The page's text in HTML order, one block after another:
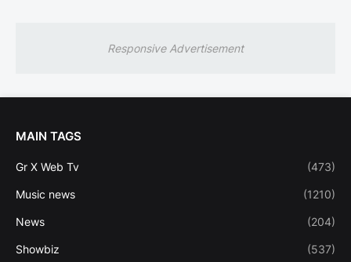
Responsive Advertisement
MAIN TAGS
Gr X Web Tv (473)
Music news (1210)
News (204)
Showbiz (537)